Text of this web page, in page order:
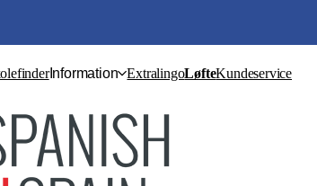
Information ExtralingoLøfteKundeservice